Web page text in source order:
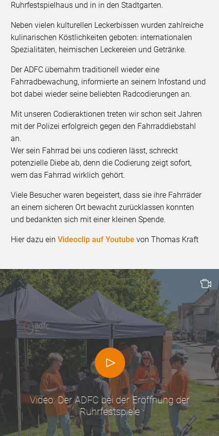
Ruhrfestspielhaus und in in den Stadtgarten.
Neben vielen kulturellen Leckerbissen wurden zahlreiche
kulinarischen Köstlichkeiten geboten: internationalen
Spezialitäten, heimischen Leckereien und Getränke.
Der ADFC übernahm traditionell wieder eine
Fahrradbewachung, informierte an seinem Infostand und
bot dabei wieder seine beliebten Radcodierungen an.
Mit unseren Codieraktionen treten wir schon seit Jahren
mit der Polizei erfolgreich gegen den Fahrraddiebstahl
an.
Wer sein Fahrrad bei uns codieren lässt, schreckt
potenzielle Diebe ab, denn die Codierung zeigt sofort,
wem das Fahrrad wirklich gehört.
Viele Besucher waren begeistert, dass sie ihre Fahrräder
an einem sicheren Ort bewacht zurücklassen konnten
und bedankten sich mit einer kleinen Spende.
Hier dazu einVideoclip auf Youtube von Thomas Kraft
Video: Der ADFC bei der Eröffnung der
Ruhrfestspiele